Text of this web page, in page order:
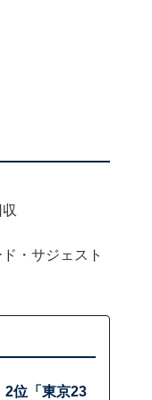
・サジェスト
2位「東京23